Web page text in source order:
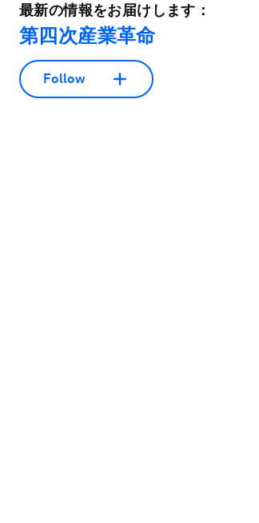
最新の情報をお届けします：
第四次産業革命
Follow